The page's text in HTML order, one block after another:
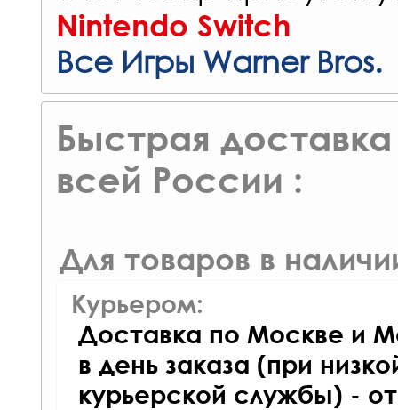
Nintendo Switch
Все Игры Warner Bros.
Быстрая доставка
всей России :
Для товаров в
Курьером:
Доставка по Москве и
в день заказа (при
курьерской службы) -